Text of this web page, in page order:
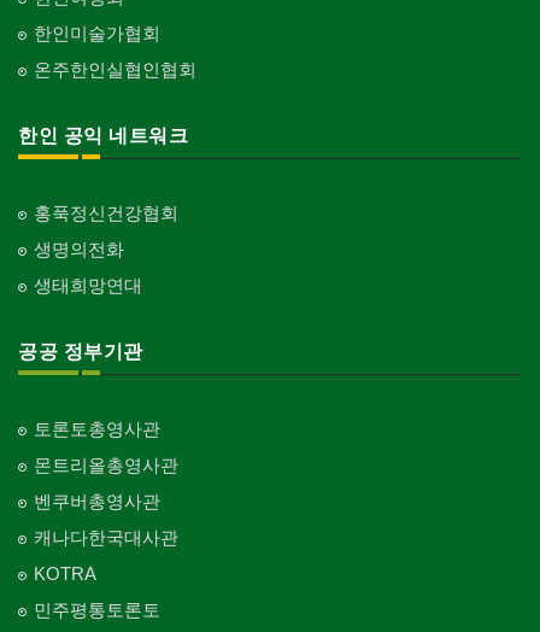
한인미술가협회
온주한인실협인협회
한인 공익 네트워크
홍푹정신건강협회
생명의전화
생태희망연대
공공 정부기관
토론토총영사관
몬트리올총영사관
벤쿠버총영사관
캐나다한국대사관
KOTRA
민주평통토론토